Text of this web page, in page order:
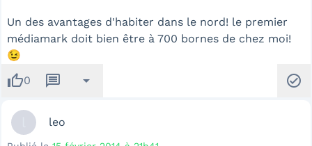
Un des avantages d'habiter dans le nord! le premier
médiamark doit bien être à 700 bornes de chez moi!
😉
thumb_up0 message arrow_drop_down check_circle
leo